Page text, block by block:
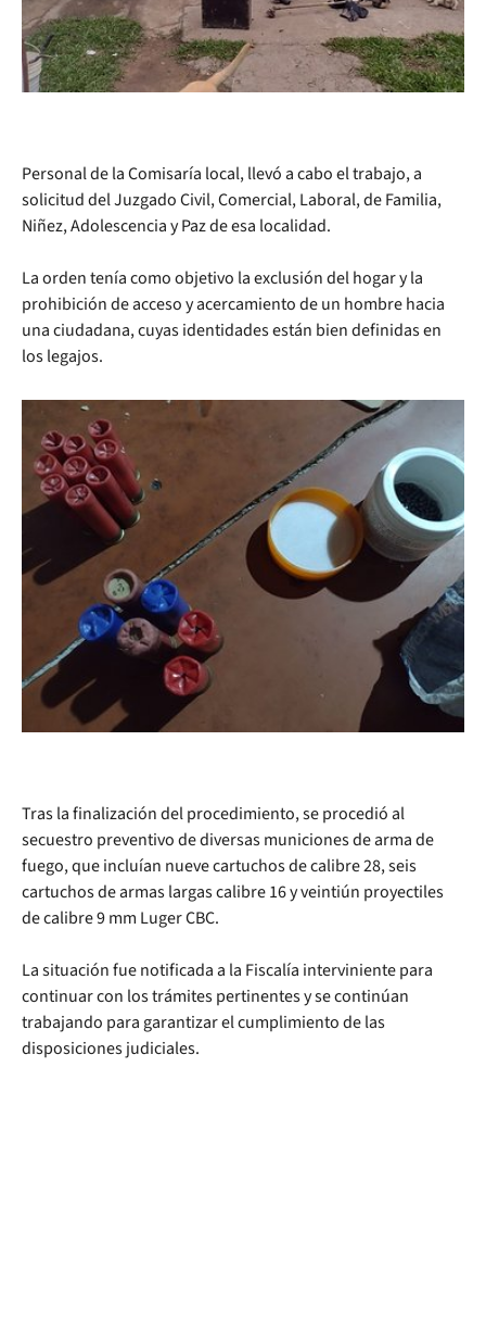
Personal de la Comisaría local, llevó a cabo el trabajo, a
solicitud del Juzgado Civil, Comercial, Laboral, de Familia,
Niñez, Adolescencia y Paz de esa localidad.
La orden tenía como objetivo la exclusión del hogar y la
prohibición de acceso y acercamiento de un hombre hacia
una ciudadana, cuyas identidades están bien definidas en
los legajos.
Tras la finalización del procedimiento, se procedió al
secuestro preventivo de diversas municiones de arma de
fuego, que incluían nueve cartuchos de calibre 28, seis
cartuchos de armas largas calibre 16 y veintiún proyectiles
de calibre 9 mm Luger CBC.
La situación fue notificada a la Fiscalía interviniente para
continuar con los trámites pertinentes y se continúan
trabajando para garantizar el cumplimiento de las
disposiciones judiciales.